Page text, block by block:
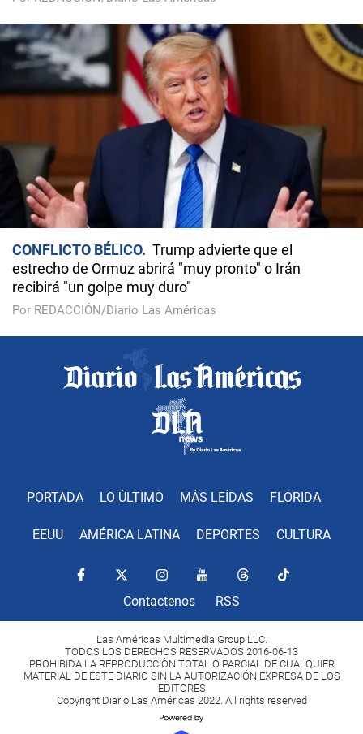
CONFLICTO BÉLICO
Trump advierte que el
estrecho de Ormuz abrirá "muy pronto" o Irán
recibirá "un golpe muy duro"
Por REDACCIÓN/Diario Las Américas
PORTADA LO ÚLTIMO MÁS LEÍDAS FLORIDA
EEUU AMÉRICA LATINA DEPORTES CULTURA
Contactenos RSS
Las Américas Multimedia Group LLC.
TODOS LOS DERECHOS RESERVADOS 2016-06-13
PROHIBIDA LA REPRODUCCIÓN TOTAL O PARCIAL DE CUALQUIER
MATERIAL DE ESTE DIARIO SIN LA AUTORIZACIÓN EXPRESA DE LOS
EDITORES
Copyright Diario Las Américas 2022. All rights reserved